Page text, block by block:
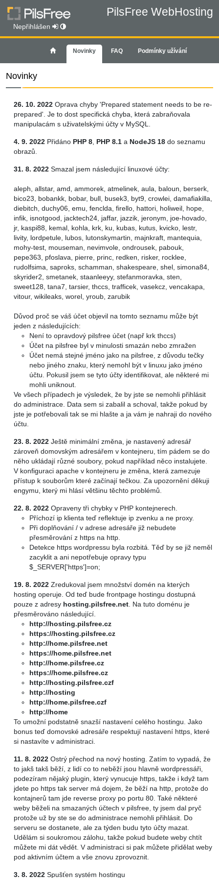
PilsFree WebHosting
Nepřihlášen
Novinky FAQ Podmínky užívání
Novinky
26. 10. 2022 Oprava chyby 'Prepared statement needs to be re-
prepared'. Je to dost specifická chyba, která zabraňovala
manipulacám s uživatelskými účty v MySQL.
4. 9. 2022 Přidáno PHP 8 PHP 8.1 a NodeJS 18 do seznamu
obrazů.
31. 8. 2022 Smazal jsem následující linuxové účty:
aleph, allstar, amd, ammorek, atmelinek, aula, baloun, berserk,
bico23, bobankk, bobar, bull, busek3, byt9, crowlei, damafiakilla,
diebitch, duchy06, emu, fenclda, firello, hattori, holiweil, hope,
infik, isnotgood, jacktech24, jaffar, jazzik, jeronym, joe-hovado,
jr, kaspi88, kemal, kohla, krk, ku, kubas, kutus, kvicko, lestr,
livity, lordpetule, lubos, lutonskymartin, majnkraft, mantequia,
mohy-test, mouseman, nevimvole, ondrousek, pabouk,
pepe363, pfoslava, pierre, princ, redken, risker, rocklee,
rudolfsima, saproks, schamman, shakespeare, shel, simona84,
skyrider2, smetanek, staanleeyy, stefanmoravka, sten,
sweet128, tana7, tarsier, thccs, trafficek, vasekcz, vencakapa,
vitour, wikileaks, worel, yroub, zarubik
Důvod proč se váš účet objevil na tomto seznamu může být
jeden z následujících:
Není to opravdový pilsfree účet (např krk thccs)
Účet na pilsfree byl v minulosti smazán nebo zmražen
Účet nemá stejné jméno jako na pilsfree, z důvodu tečky
nebo jiného znaku, který nemohl být v linuxu jako jméno
účtu. Pokusil jsem se tyto účty identifikovat, ale některé mi
mohli uniknout.
Ve všech případech je výsledek, že by jste se nemohli přihlásit
do administrace. Data sem si zabalil a schoval, takže pokud by
jste je potřebovali tak se mi hlašte a ja vám je nahraji do nového
účtu.
23. 8. 2022 Ještě minimální změna, je nastavený adresář
zároveň domovským adresářem v kontejneru, tím pádem se do
něho ukládají různé soubory, pokud například něco instalujete.
V konfiguraci apache v kontejneru je změna, která zamezuje
přístup k souborům které začínají tečkou. Za upozornění děkuji
engymu, který mi hlásí většinu těchto problémů.
22. 8. 2022 Opraveny tři chybky v PHP kontejnerech.
Příchozí ip klienta teď reflektuje ip zvenku a ne proxy.
Při doplňování / v adrese adresáře již nebudete
přesměrování z https na http.
Detekce https wordpressu byla rozbitá. Těď by se již neměl
zacyklit a ani nepotřebuje opravy typu
$_SERVER['https']=on;
19. 8. 2022 Zredukoval jsem množství domén na kterých
hosting operuje. Od teď bude frontpage hostingu dostupná
pouze z adresy hosting.pilsfree.net . Na tuto doménu je
přesměrováno následující.
http://hosting.pilsfree.cz
https://hosting.pilsfree.cz
http://home.pilsfree.net
https://home.pilsfree.net
http://home.pilsfree.cz
https://home.pilsfree.cz
http://hosting.pilsfree.czf
http://hosting
http://home.pilsfree.czf
http://home
To umožní podstatně snazší nastavení celého hostingu. Jako
bonus teď domovské adresáře respektují nastavení https, které
si nastavíte v administraci.
11. 8. 2022 Ostrý přechod na nový hosting. Zatím to vypadá, že
to jakš takš běží, z lidí co to neběží jsou hlavně wordpressáři,
podezíram nějaký plugin, který vynucuje https, takže i když tam
jdete po https tak server má dojem, že běží na http, protože do
kontajnerů tam jde reverse proxy po portu 80. Také některé
weby běželi na smazaných účtech v pilsfree, ty jsem dal pryč
protože už by ste se do administrace nemohli přihlásit. Do
serveru se dostanete, ale za týden budu tyto účty mazat.
Udělám si soukromou zálohu, takže pokud budete weby chtít
můžete mi dát vědět. V administraci si pak můžete přidělat weby
pod aktivním účtem a vše znovu zprovoznit.
3. 8. 2022 Spušťen systém hostingu